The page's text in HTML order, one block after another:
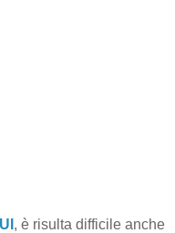
, è risulta difficile anche